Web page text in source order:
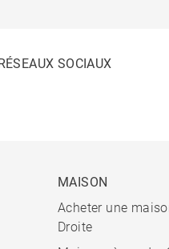
SOCIAUX
MAISON
Acheter une
Droite